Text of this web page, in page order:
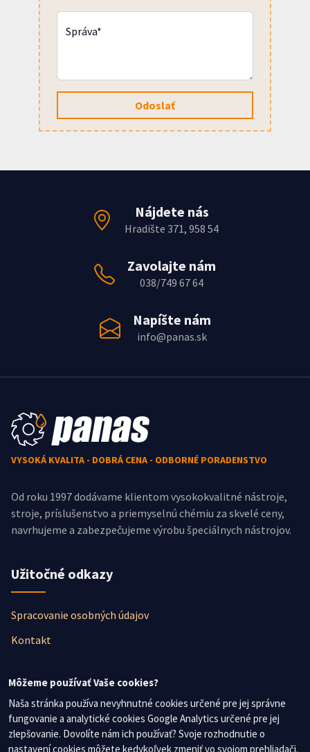
Môžeme používať Vaše cookies?
Naša stránka používa nevyhnutné cookies určené pre jej správne
fungovanie a analytické cookies Google Analytics určené pre jej
zlepšovanie. Dovolíte nám ich používať? Svoje rozhodnutie o
nastavení cookies môžete kedykoľvek zmeniť vo svojom prehliadači.
Správa*
Odoslať
Nájdete nás
Hradište 371, 958 54
Zavolajte nám
038/749 67 64
Napíšte nám
info@panas.sk
VYSOKÁ KVALITA - DOBRÁ CENA - ODBORNÉ PORADENSTVO
Od roku 1997 dodávame klientom vysokokvalitné nástroje,
stroje, príslušenstvo a priemyselnú chémiu za skvelé ceny,
navrhujeme a zabezpečujeme výrobu špeciálnych nástrojov.
Užitočné odkazy
Spracovanie osobných údajov
Kontakt
Newsletter
Nezmeškajte žiadne novinky, prihláste sa na odber
newslettera.